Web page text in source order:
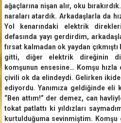
ağaçlarına nişan alır, oku
naraları atardık. Arkadaşlarla da
Yol kenarındaki elektrik
defasında yayı gerdirdim,
fırsat kalmadan ok yaydan
gitti, diğer elektrik direğinin
komşunun ensesine… Komşu
çivili ok da elindeydi. Gelirken
ediyordu. Yanımıza geldiğinde eli
“Ben attım!” der demez, can
tokat patlattı ki yıldızları
kurtulduğuma sevinmiştim.